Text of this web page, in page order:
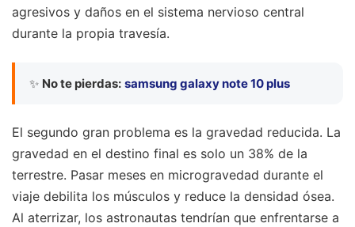
agresivos y daños en el sistema nervioso central
durante la propia travesía.
✨ No te pierdas: samsung galaxy note 10 plus
El segundo gran problema es la gravedad reducida. La
gravedad en el destino final es solo un 38% de la
terrestre. Pasar meses en microgravedad durante el
viaje debilita los músculos y reduce la densidad ósea.
Al aterrizar, los astronautas tendrían que enfrentarse a